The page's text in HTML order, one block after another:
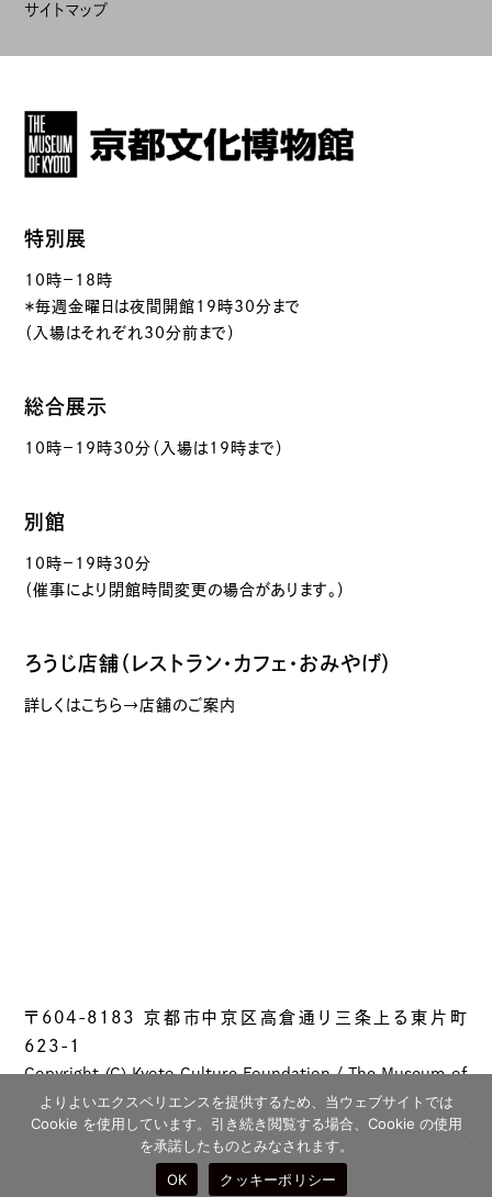
よりよいエクスペリエンスを提供するため、当ウェブサイトでは
Cookie を使用しています。引き続き閲覧する場合、Cookie の使用
を承諾したものとみなされます。
OK
クッキーポリシー
サイトマップ
特別展
10時－18時
＊毎週金曜日は夜間開館19時30分まで
（入場はそれぞれ30分前まで）
総合展示
10時－19時30分（入場は19時まで）
別館
10時－19時30分
（催事により閉館時間変更の場合があります。）
ろうじ店舗（レストラン・カフェ・おみやげ）
詳しくはこちら→店舗のご案内
〒604-8183 京都市中京区高倉通り三条上る東片町
623-1
Copyright (C) Kyoto Culture Foundation / The Museum of
Kyoto All rights reserved.